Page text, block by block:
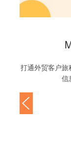
打通外贸客户
信